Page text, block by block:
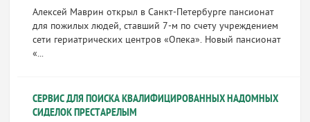
Алексей Маврин открыл в Санкт-Петербурге пансионат
для пожилых людей, ставший 7-м по счету учреждением
сети гериатрических центров «Опека». Новый пансионат
«...
СЕРВИС ДЛЯ ПОИСКА КВАЛИФИЦИРОВАННЫХ НАДОМНЫХ
СИДЕЛОК ПРЕСТАРЕЛЫМ